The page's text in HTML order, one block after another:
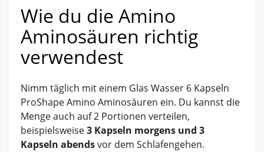
Wie du die Amino
Aminosäuren richtig
verwendest
Nimm täglich mit einem Glas Wasser 6 Kapseln
ProShape Amino Aminosäuren ein. Du kannst die
Menge auch auf 2 Portionen verteilen,
beispielsweise3 Kapseln morgens und 3
Kapseln abendsvor dem Schlafengehen.